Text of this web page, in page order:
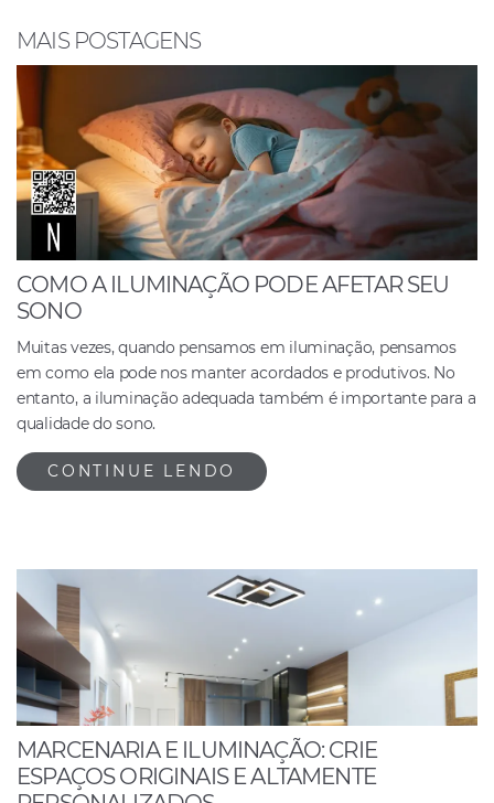
o
k
p
MAIS POSTAGENS
COMO A ILUMINAÇÃO PODE AFETAR SEU
SONO
Muitas vezes, quando pensamos em iluminação, pensamos
em como ela pode nos manter acordados e produtivos. No
entanto, a iluminação adequada também é importante para a
qualidade do sono.
CONTINUE LENDO
MARCENARIA E ILUMINAÇÃO: CRIE
ESPAÇOS ORIGINAIS E ALTAMENTE